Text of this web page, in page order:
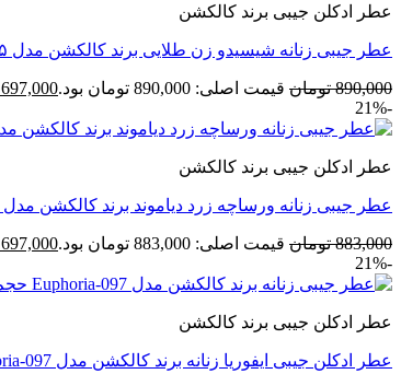
عطر ادکلن جیبی برند کالکشن
عطر جیبی زنانه شیسیدو زن طلایی برند کالکشن مدل ۱۹۵ حجم ۲۵ میل
890,000 تومان قیمت اصلی: 890,000 تومان بود. 697,000
-21%
عطر ادکلن جیبی برند کالکشن
عطر جیبی زنانه ورساچه زرد دیاموند برند کالکشن مدل ۱۸۷ حجم ۲۵ میل
883,000 تومان قیمت اصلی: 883,000 تومان بود. 697,000
-21%
عطر ادکلن جیبی برند کالکشن
عطر ادکلن جیبی ایفوریا زنانه برند کالکشن مدل Euphoria-097 حجم 25 میل